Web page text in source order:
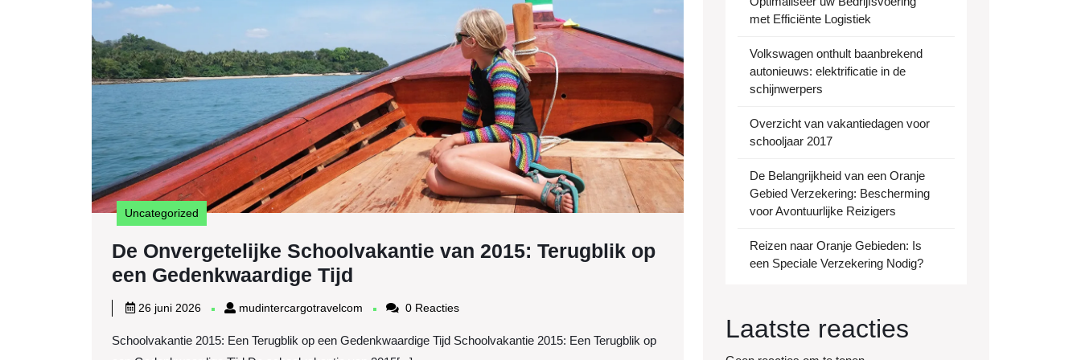
Gedenkwaardige
Tijd
Uncategorized
De Onvergetelijke Schoolvakantie van 2015: Terugblik op
een Gedenkwaardige Tijd
Onvergetelijke
van
26 juni 202626
2026
mudintercargotravelcom mudintercargotravelcom
0 Reacties
Schoolvakantie 2015: Een Terugblik op een Gedenkwaardige Tijd Schoolvakantie 2015: Een Terugblik op
met Efficiënte Logistiek
Volkswagen onthult baanbrekend
autonieuws: elektrificatie in de
schijnwerpers
Overzicht van vakantiedagen voor
schooljaar 2017
De Belangrijkheid van een Oranje
Gebied Verzekering: Bescherming
voor Avontuurlijke Reizigers
Reizen naar Oranje Gebieden: Is
een Speciale Verzekering Nodig?
Laatste reacties